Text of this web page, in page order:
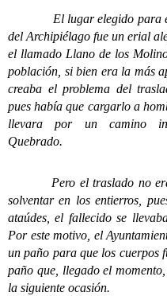
El lugar elegido para
del Archipiélago fue un erial
el llamado Llano de los
población, si bien era la más
creaba el problema del
pues había que cargarlo a
llevara por un camino
Quebrado.
Pero el traslado no era
solventar en los entierros,
ataúdes, el fallecido se
Por este motivo, el
un paño para que los cuerpos
paño que, llegado el
la siguiente ocasión.